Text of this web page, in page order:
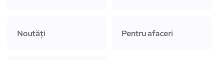
Noutăți Pentru afaceri